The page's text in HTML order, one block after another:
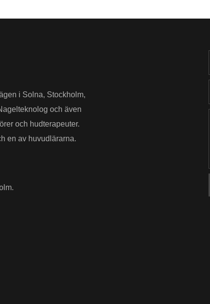
i Solna, Stockholm,
och även
och hudterapeuter.
en av huvudlärarna.